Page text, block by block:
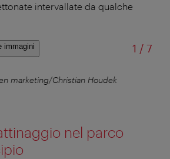
intervallate da qualche
immagini 1 /di
7
marketing/Christian Houdek
nel parco